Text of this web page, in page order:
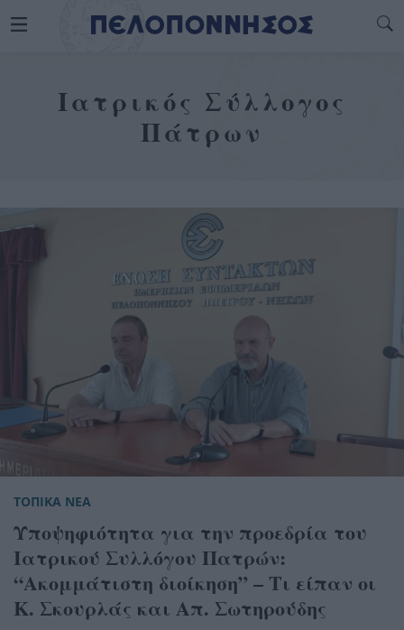
Ιατρικός Σύλλογος
Πάτρων
ΤΟΠΙΚΑ ΝΕΑ
Υποψηφιότητα για την προεδρία του
Ιατρικού Συλλόγου Πατρών:
“Ακομμάτιστη διοίκηση” – Τι είπαν οι
Κ. Σκουρλάς και Απ. Σωτηρούδης